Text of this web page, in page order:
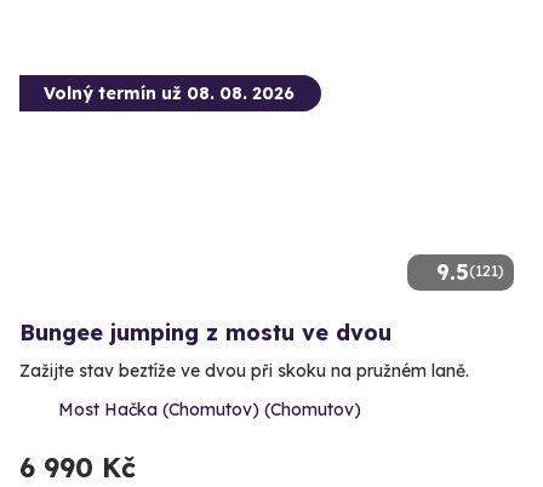
9.5(121)
Volný termín už 08. 08. 2026
Bungee jumping z mostu ve dvou
Zažijte stav beztíže ve dvou při skoku na pružném laně.
Most Hačka (Chomutov) (Chomutov)
6 990 Kč